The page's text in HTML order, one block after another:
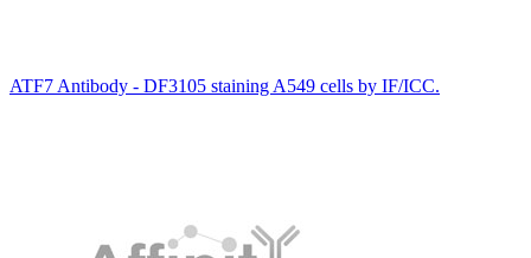
ATF7 Antibody - DF3105 staining A549 cells by IF/ICC.